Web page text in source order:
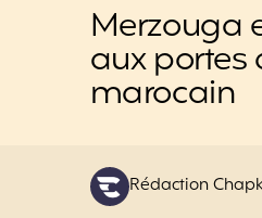
Merzouga
aux portes
marocain
Posted
Rédaction